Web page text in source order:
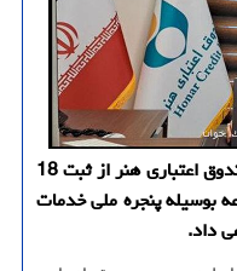
موزیک خوان: مدیر فناوری اطلاعات صندوق اعتباری هنر از ثبت 18
بوسیله پنجره ملی خدمات
داد.